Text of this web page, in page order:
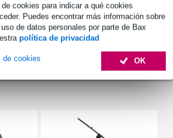
cookies para indicar a qué cookies
Puedes encontrar más información sobre
de datos personales por parte de Bax
política de privacidad
OK
de cookies